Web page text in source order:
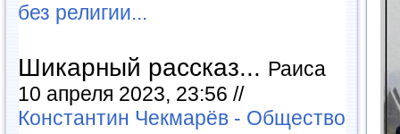
без религии...
Шикарный рассказ... Раиса
10 апреля 2023, 23:56 //
Константин Чекмарёв - Общество